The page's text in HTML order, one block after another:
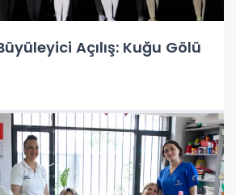
Açılış: Kuğu Gölü